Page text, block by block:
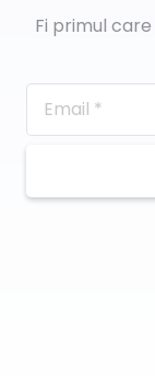
Fi primul